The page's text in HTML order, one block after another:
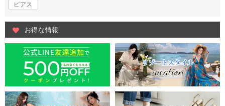
ピアス
お得な情報